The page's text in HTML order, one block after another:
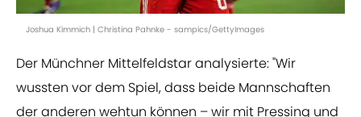
Joshua Kimmich | Christina Pahnke - sampics/GettyImages
Der Münchner Mittelfeldstar analysierte: "Wir
wussten vor dem Spiel, dass beide Mannschaften
der anderen wehtun können – wir mit Pressing und